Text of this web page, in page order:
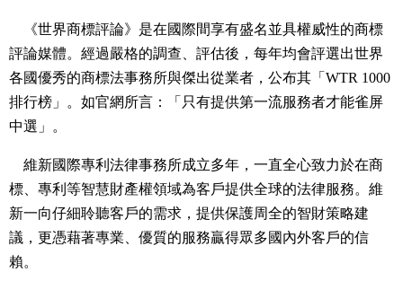
《世界商標評論》是在國際間享有盛名並具權威性的商標
評論媒體。經過嚴格的調查、評估後，每年均會評選出世界
各國優秀的商標法事務所與傑出從業者，公布其「WTR 1000
排行榜」。如官網所言：「只有提供第一流服務者才能雀屏
中選」。
維新國際專利法律事務所成立多年，一直全心致力於在商
標、專利等智慧財產權領域為客戶提供全球的法律服務。維
新一向仔細聆聽客戶的需求，提供保護周全的智財策略建
議，更憑藉著專業、優質的服務贏得眾多國內外客戶的信
賴。